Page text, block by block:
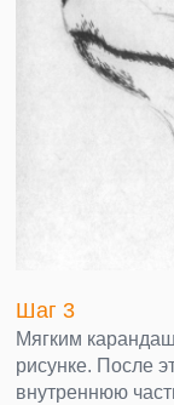
Шаг 3
Мягким
рисунке. После
внутреннюю